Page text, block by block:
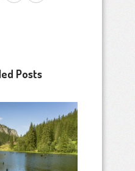
Posts